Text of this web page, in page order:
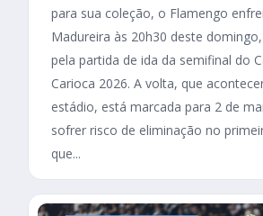
para sua coleção, o Flamengo
Madureira às 20h30 deste
pela partida de ida da semifinal do
Carioca 2026. A volta, que
estádio, está marcada para 2 de
sofrer risco de eliminação no
que...